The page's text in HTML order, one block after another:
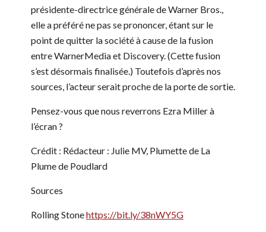
présidente-directrice générale de Warner Bros.,
elle a préféré ne pas se prononcer, étant sur le
point de quitter la société à cause de la fusion
entre WarnerMedia et Discovery. (Cette fusion
s’est désormais finalisée.) Toutefois d’après nos
sources, l’acteur serait proche de la porte de sortie.
Pensez-vous que nous reverrons Ezra Miller à
l’écran ?
Crédit : Rédacteur : Julie MV, Plumette de La
Plume de Poudlard
Sources
Rolling Stonehttps://bit.ly/38nWY5G